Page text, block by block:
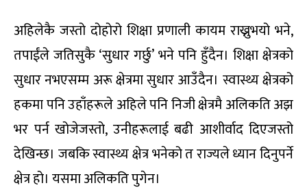
अहिलेकै जस्तो दोहोरो शिक्षा प्रणाली कायम राख्नुभयो भने,
तपाईंले जतिसुकै ‘सुधार गर्छु’ भने पनि हुँदैन। शिक्षा क्षेत्रको
सुधार नभएसम्म अरू क्षेत्रमा सुधार आउँदैन। स्वास्थ्य क्षेत्रको
हकमा पनि उहाँहरूले अहिले पनि निजी क्षेत्रमै अलिकति अझ
भर पर्न खोजेजस्तो, उनीहरूलाई बढी आशीर्वाद दिएजस्तो
देखिन्छ। जबकि स्वास्थ्य क्षेत्र भनेको त राज्यले ध्यान दिनुपर्ने
क्षेत्र हो। यसमा अलिकति पुगेन।